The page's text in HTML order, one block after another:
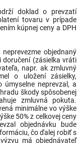
doklad o prevzatí
tovaru v prípade
kúpnej ceny a DPH
objednaný
(zásielka vráti
napr. ak zmluvný
o uložení zásielky,
úmyselne neprevzal, a
škody spôsobenej
zmluvná pokuta.
minimálne vo výške
50% z celkovej ceny
objednávku bude
čo ďalej robiť s
má objednávateľ